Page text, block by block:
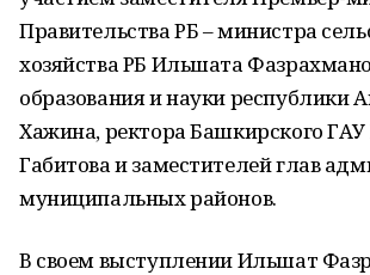
Правительства РБ – министра
хозяйства РБ Ильшата
образования и науки республики
Хажина, ректора Башкирского
Габитова и заместителей глав
муниципальных районов.
В своем выступлении Ильшат